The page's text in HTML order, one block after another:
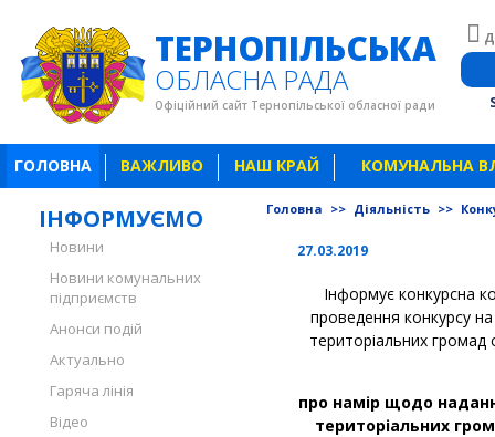
ТЕРНОПІЛЬСЬКА
ОБЛАСНА РАДА
Офіційний сайт Тернопільської обласної ради
ГОЛОВНА ВАЖЛИВО НАШ КРАЙ КОМУНАЛЬНА
ІНФОРМУЄМО
Новини
Новини комунальних
підприємств
Анонси подій
Актуально
Гаряча лінія
Відео
Головна >> Діяльність >>
27.03.2019
Інформує конкурсна
проведення конкурсу
територіальних громад
про намір щодо
територіальних